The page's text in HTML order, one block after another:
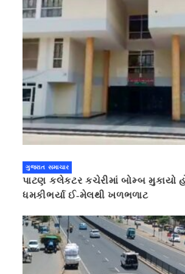
ગુજરાત સમાચાર
પાટણ કલેકટર કચેરીમાં બોમ્બ મુકાયો
ધમકીભર્યા ઈ-મેલથી ખળભળાટ